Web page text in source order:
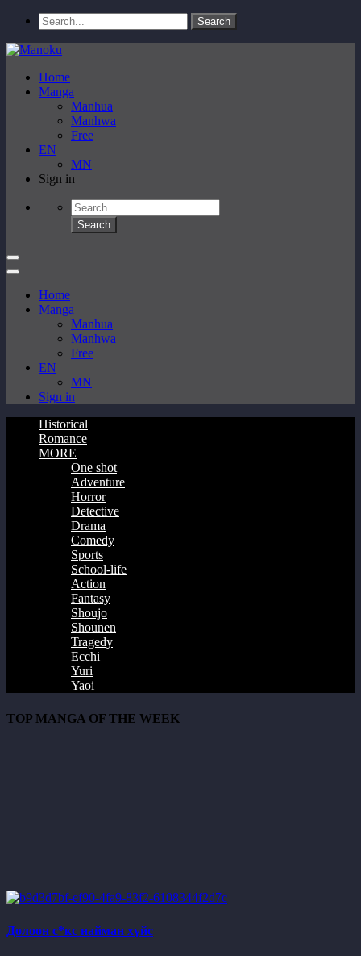
Home
Manga
Manhua
Manhwa
Free
EN
MN
Sign in
Home
Manga
Manhua
Manhwa
Free
EN
MN
Sign in
Historical
Romance
MORE
One shot
Adventure
Horror
Detective
Drama
Comedy
Sports
School-life
Action
Fantasy
Shoujo
Shounen
Tragedy
Ecchi
Yuri
Yaoi
TOP MANGA OF THE WEEK
Долоон с*кс найман хүйс